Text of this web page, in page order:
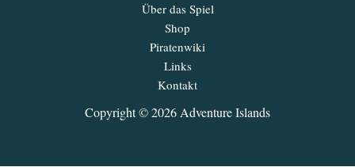
Über das Spiel
Shop
Piratenwiki
Links
Kontakt
Copyright © 2026 Adventure Islands